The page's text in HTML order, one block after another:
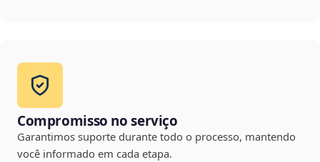
Compromisso no serviço
Garantimos suporte durante todo o processo, mantendo
você informado em cada etapa.